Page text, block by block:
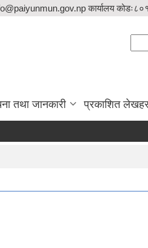
कार्यालय
तथा जानकारी प्रकाशित